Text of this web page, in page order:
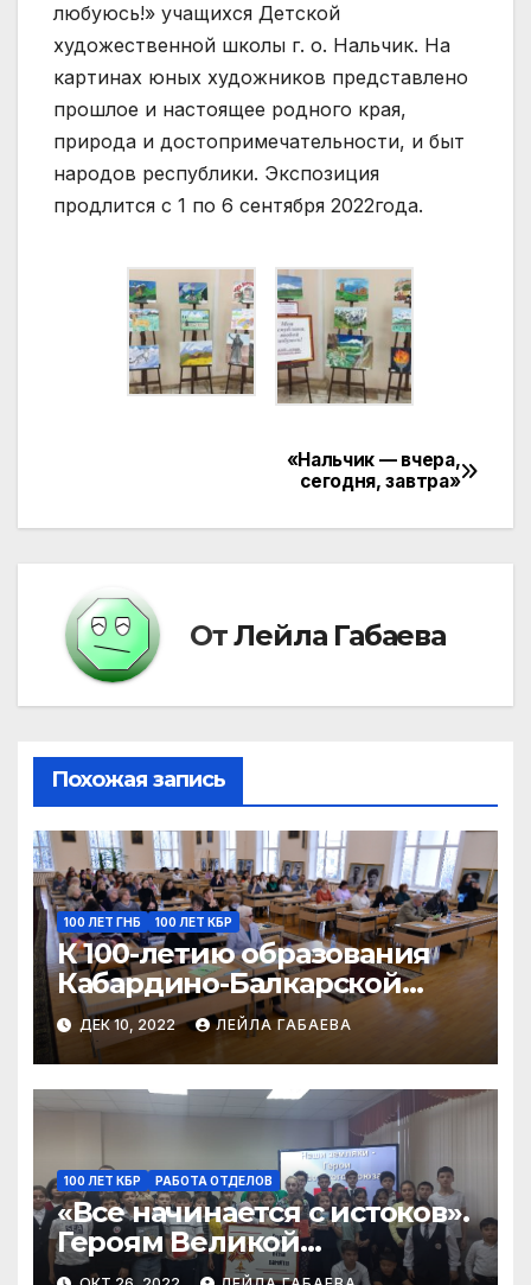
любуюсь!» учащихся Детской
художественной школы г. о. Нальчик. На
картинах юных художников представлено
прошлое и настоящее родного края,
природа и достопримечательности, и быт
народов республики. Экспозиция
продлится с 1 по 6 сентября 2022года.
по
записям
«Нальчик — вчера,
сегодня, завтра»
ОтЛейла Габаева
Похожая запись
100 ЛЕТ ГНБ 100 ЛЕТ КБР
К 100-летию образования
Кабардино-Балкарской
Республики
ДЕК 10, 2022 ЛЕЙЛА ГАБАЕВА
100 ЛЕТ КБР РАБОТА ОТДЕЛОВ
«Все начинается с истоков».
Героям Великой
Отечественной войны и